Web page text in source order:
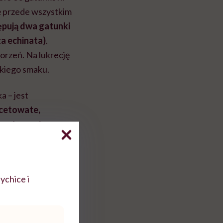
przede wszystkim
dwa gatunki
echinata).
Na lukrecję
smaku.
– jest
korzeniowy.
się w okresie
i